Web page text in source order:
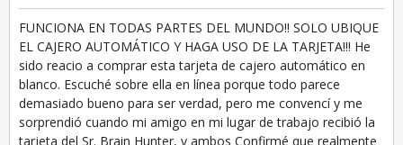
FUNCIONA EN TODAS PARTES DEL MUNDO!! SOLO UBIQUE
EL CAJERO AUTOMÁTICO Y HAGA USO DE LA TARJETA!!! He
sido reacio a comprar esta tarjeta de cajero automático en
blanco. Escuché sobre ella en línea porque todo parece
demasiado bueno para ser verdad, pero me convencí y me
sorprendió cuando mi amigo en mi lugar de trabajo recibió la
tarjeta del Sr. Brain Hunter, y ambos Confirmé que realmente